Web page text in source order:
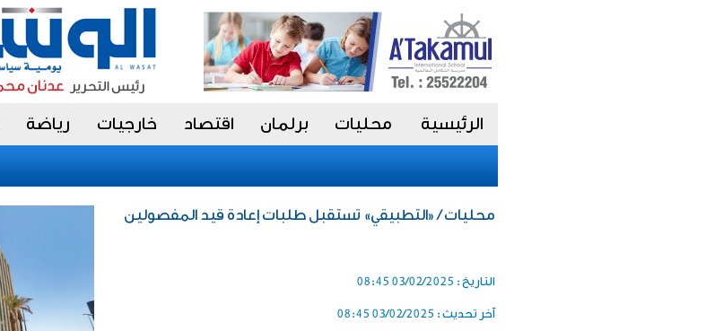
الرئيسية محليات برلمان اقتصاد خارجيات رياضة
محليات / «التطبيقي» تستقبل طلبات إعادة قيد المفصولين
التاريخ : 03/02/2025 08:45
آخر تحديث : 03/02/2025 08:45